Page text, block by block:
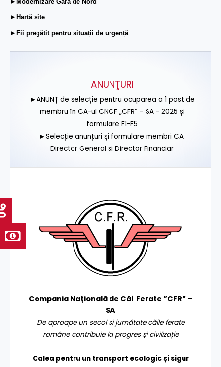
►Modernizare Gara de Nord
►Hartă site
►Fii pregătit pentru situații de urgență
ANUNŢURI
►ANUNȚ de selecție pentru ocuparea a 1 post de
membru în CA-ul CNCF „CFR” – SA - 2025 și
formulare F1-F5
►Selecție anunțuri și formulare membri CA,
Director General și Director Financiar
Compania Națională de Căi Ferate ”CFR” –
SA
De aproape un secol și jumătate căile ferate
române contribuie la progres și civilizație
Calea pentru un transport ecologic și sigur